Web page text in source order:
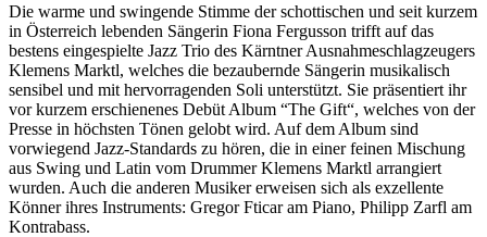
Die warme und swingende Stimme der schottischen und seit kurzem
in Österreich lebenden Sängerin Fiona Fergusson trifft auf das
bestens eingespielte Jazz Trio des Kärntner Ausnahmeschlagzeugers
Klemens Marktl, welches die bezaubernde Sängerin musikalisch
sensibel und mit hervorragenden Soli unterstützt. Sie präsentiert ihr
vor kurzem erschienenes Debüt Album “The Gift“, welches von der
Presse in höchsten Tönen gelobt wird. Auf dem Album sind
vorwiegend Jazz-Standards zu hören, die in einer feinen Mischung
aus Swing und Latin vom Drummer Klemens Marktl arrangiert
wurden. Auch die anderen Musiker erweisen sich als exzellente
Könner ihres Instruments: Gregor Fticar am Piano, Philipp Zarfl am
Kontrabass.